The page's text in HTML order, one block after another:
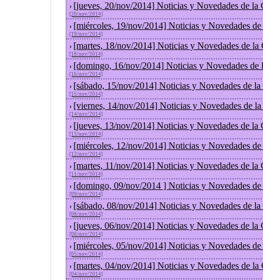
› [jueves, 20/nov/2014] Noticias y Novedades de la
[20/nov/2014]
› [miércoles, 19/nov/2014] Noticias y Novedades
[19/nov/2014]
› [martes, 18/nov/2014] Noticias y Novedades de la
[18/nov/2014]
› [domingo, 16/nov/2014] Noticias y Novedades de
[16/nov/2014]
› [sábado, 15/nov/2014] Noticias y Novedades de
[15/nov/2014]
› [viernes, 14/nov/2014] Noticias y Novedades de
[14/nov/2014]
› [jueves, 13/nov/2014] Noticias y Novedades de la
[13/nov/2014]
› [miércoles, 12/nov/2014] Noticias y Novedades
[12/nov/2014]
› [martes, 11/nov/2014] Noticias y Novedades de la
[11/nov/2014]
› [domingo, 09/nov/2014 ] Noticias y Novedades
[09/nov/2014]
› [sábado, 08/nov/2014] Noticias y Novedades de
[08/nov/2014]
› [jueves, 06/nov/2014] Noticias y Novedades de la
[06/nov/2014]
› [miércoles, 05/nov/2014] Noticias y Novedades
[05/nov/2014]
› [martes, 04/nov/2014] Noticias y Novedades de la
[04/nov/2014]